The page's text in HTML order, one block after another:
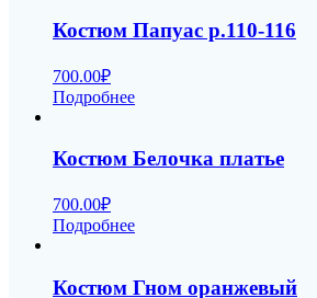
Костюм Папуас р.110-116
700.00₽
Подробнее
Костюм Белочка платье
700.00₽
Подробнее
Костюм Гном оранжевый